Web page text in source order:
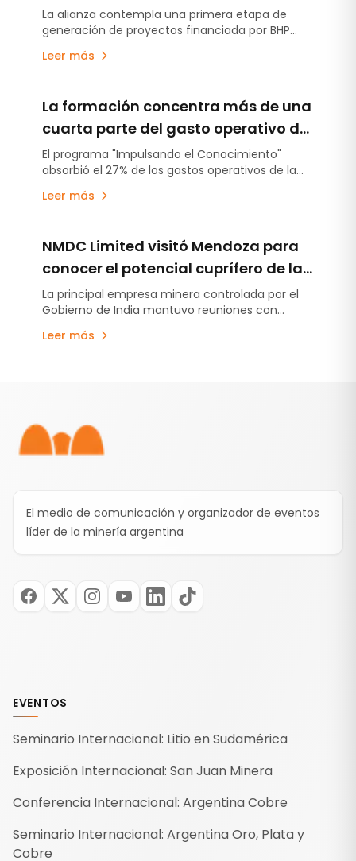
estratégico
La alianza contempla una primera etapa de
generación de proyectos financiada por BHP
Metals Exploration y la posibilidad de avanzar
sobre hasta cuatro iniciativas mediante
exploración más avanzada desarrollada hasta
ahora en MDMO.
Leer más
La formación concentra más de una
cuarta parte del gasto operativo de
Impulsa Mendoza
El programa "Impulsando el Conocimiento"
absorbió el 27% de los gastos operativos de la
empresa durante 2025, con una inversión
cercana a los $904 millones. El reciente cierre de
muestran cómo la compañía profundiza una
estrategia orientada a desarrollar capacidades
técnicas para la actividad minera.
Leer más
NMDC Limited visitó Mendoza para
conocer el potencial cuprífero de la
provincia y su modelo de desarrollo
minero
La principal empresa minera controlada por el
Gobierno de India mantuvo reuniones con
autoridades provinciales para interiorizarse sobre
los proyectos de cobre, Malargüe Distrito Minero
Leer más
El medio de comunicación y organizador de eventos
líder de la minería argentina
EVENTOS
Seminario Internacional: Litio en Sudamérica
Exposición Internacional: San Juan Minera
Conferencia Internacional: Argentina Cobre
Seminario Internacional: Argentina Oro, Plata y
Cobre